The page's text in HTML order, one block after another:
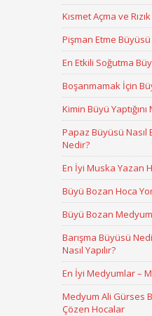
Kısmet Açma ve
Pişman Etme Büyüsü
En Etkili Soğutma
Boşanmamak İçin
Kimin Büyü
Papaz Büyüsü
Nedir?
En İyi Muska Yazan
Büyü Bozan Hoca
Büyü Bozan
Barışma Büyüsü
Nasıl Yapılır?
En İyi Medyumlar –
Medyum Ali Gürses
Çözen Hocalar